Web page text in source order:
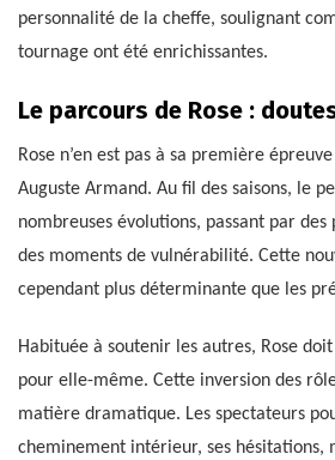
personnalité de la cheffe, soulignant
tournage ont été enrichissantes.
Le parcours de Rose :
Rose n’en est pas à sa première
Auguste Armand. Au fil des saisons, le
nombreuses évolutions, passant par
des moments de vulnérabilité. Cette
cependant plus déterminante que les
Habituée à soutenir les autres, Rose
pour elle-même. Cette inversion des
matière dramatique. Les spectateurs
cheminement intérieur, ses hésitations,